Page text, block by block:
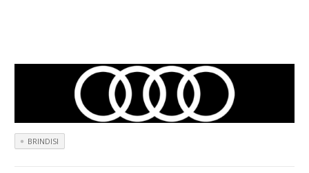
BRINDISI